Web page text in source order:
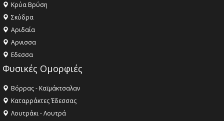
Κρύα Βρύση
Σκύδρα
Αριδαία
Aρνισσα
Eδεσσα
Φυσικές Ομορφιές
Βόρρας - Καϊμάκτσαλαν
Καταρράκτες Έδεσσας
Λουτράκι - Λουτρά